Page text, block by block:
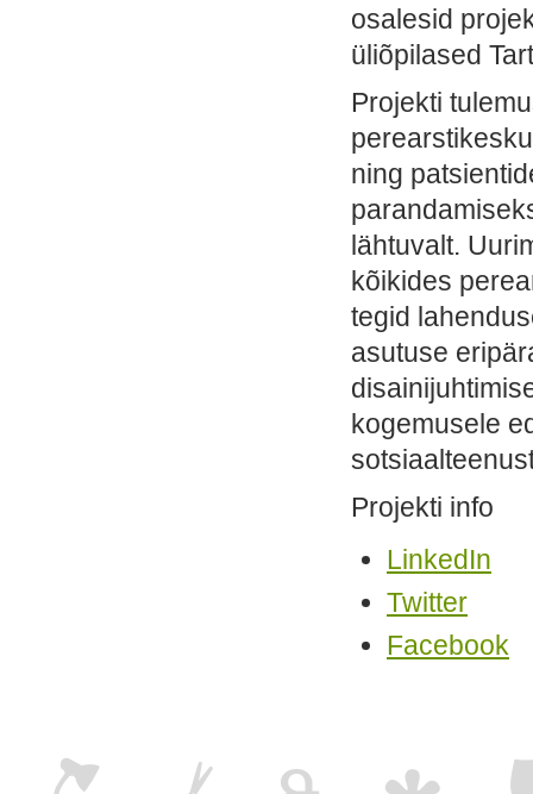
osalesid
üliõpilased
Projekti
ning
lähtuvalt.
kõikides
tegid
asutuse
kogemusele
Projekti info
LinkedIn
Twitter
Facebook